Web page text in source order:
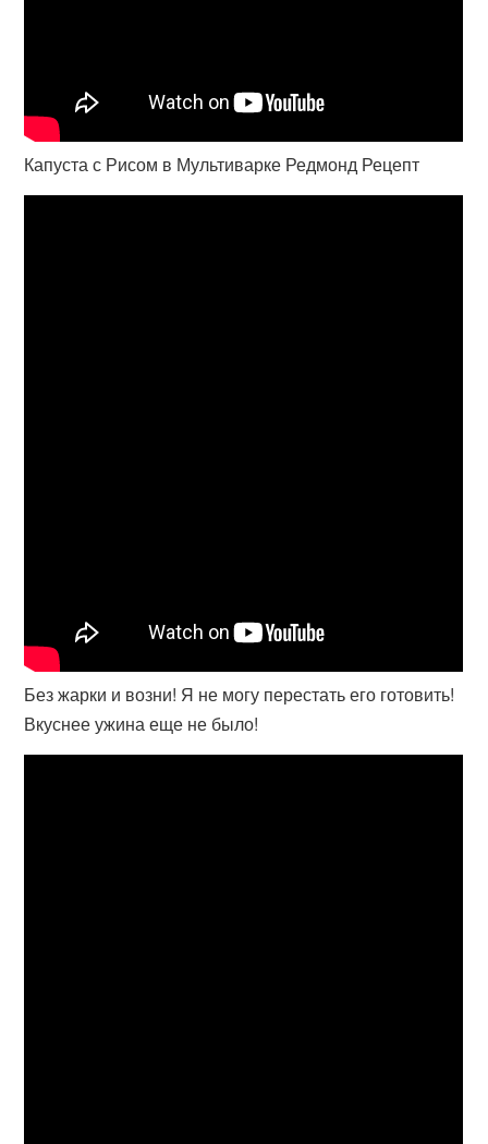
Капуста с Рисом в Мультиварке Редмонд Рецепт
Без жарки и возни! Я не могу перестать его готовить!
Вкуснее ужина еще не было!